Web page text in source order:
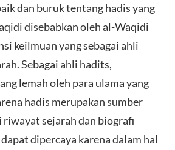
dan buruk tentang hadis yang
disebabkan oleh al-Waqidi
keilmuan yang sebagai ahli
Sebagai ahli hadits,
lemah oleh para ulama yang
hadis merupakan sumber
riwayat sejarah dan biografi
dipercaya karena dalam hal